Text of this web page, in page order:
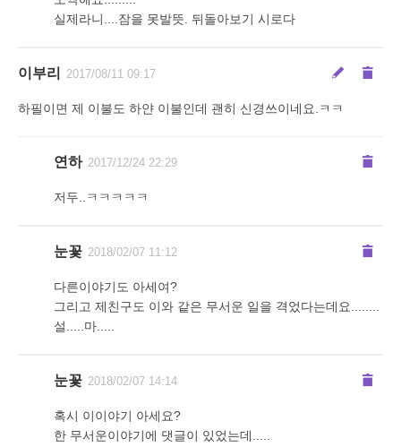
실제라니....잠을 못발뜻. 뒤돌아보기 시로다
이부리 2017/08/11 09:17
하필이면 제 이불도 하얀 이불인데 괜히 신경쓰이네요.ㅋㅋ
연하 2017/12/24 22:29
저두..ㅋㅋㅋㅋㅋ
눈꽃 2018/02/07 11:12
다른이야기도 아세여?
그리고 제친구도 이와 같은 무서운 일을 격었다는데요........
설.....마.....
눈꽃 2018/02/07 14:14
혹시 이이야기 아세요?
한 무서운이야기에 댓글이 있었는데.....